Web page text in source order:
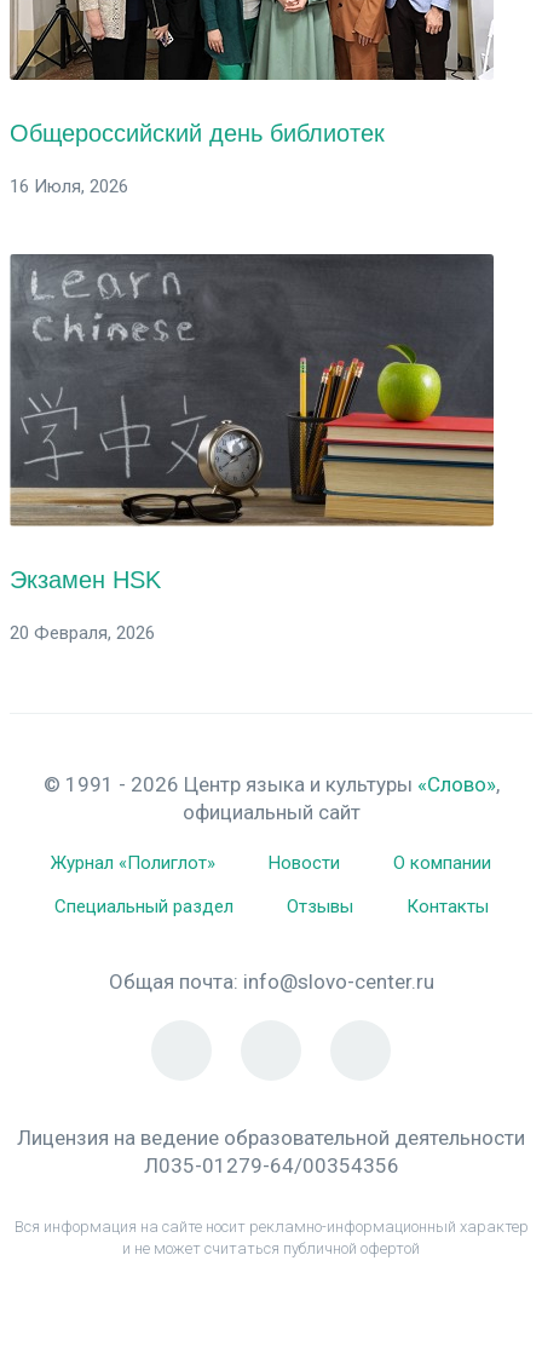
Общероссийский день библиотек
16 Июля, 2026
Экзамен HSK
20 Февраля, 2026
© 1991 - 2026 Центр языка и культуры «Слово»,
официальный сайт
Журнал «Полиглот» Новости
О компании
Специальный раздел
Отзывы Контакты
Общая почта: info@slovo-center.ru
Лицензия на ведение образовательной деятельности
Л035-01279-64/00354356
Вся информация на сайте носит рекламно-информационный характер
и не может считаться публичной офертой